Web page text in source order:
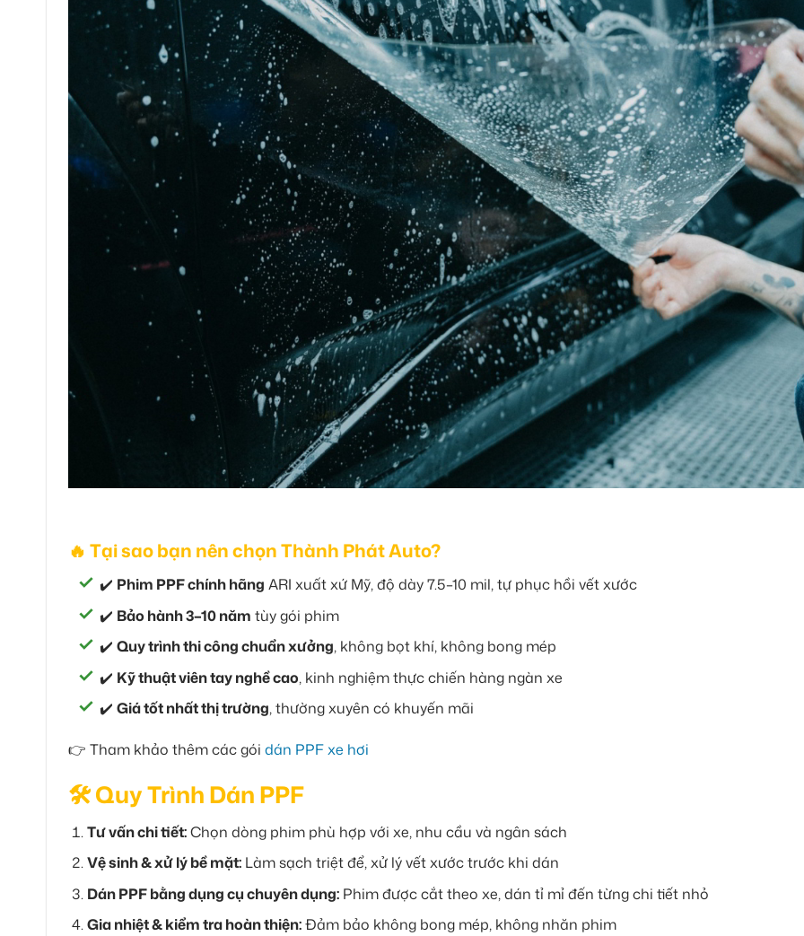
🔥 Tại sao bạn nên chọn Thành Phát Auto?
✔️ Phim PPF chính hãng ARI xuất xứ Mỹ, độ dày 7.5–10 mil, tự phục hồi vết xước
✔️ Bảo hành 3–10 năm tùy gói phim
✔️ Quy trình thi công chuẩn xưởng, không bọt khí, không bong mép
✔️ Kỹ thuật viên tay nghề cao, kinh nghiệm thực chiến hàng ngàn xe
✔️ Giá tốt nhất thị trường, thường xuyên có khuyến mãi
👉 Tham khảo thêm các gói dán PPF xe hơi
🛠️ Quy Trình Dán PPF
Tư vấn chi tiết:Chọn dòng phim phù hợp với xe, nhu cầu và ngân sách
Vệ sinh & xử lý bề mặt:Làm sạch triệt để, xử lý vết xước trước khi dán
Dán PPF bằng dụng cụ chuyên dụng:Phim được cắt theo xe, dán tỉ mỉ đến từng chi tiết nhỏ
Gia nhiệt & kiểm tra hoàn thiện:Đảm bảo không bong mép, không nhăn phim